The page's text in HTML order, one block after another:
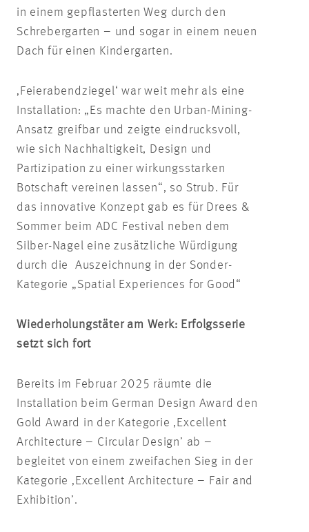
in einem gepflasterten Weg durch den
Schrebergarten – und sogar in einem neuen
Dach für einen Kindergarten.
‚Feierabendziegel‘ war weit mehr als eine
Installation: „Es machte den Urban-Mining-
Ansatz greifbar und zeigte eindrucksvoll,
wie sich Nachhaltigkeit, Design und
Partizipation zu einer wirkungsstarken
Botschaft vereinen lassen“, so Strub. Für
das innovative Konzept gab es für Drees &
Sommer beim ADC Festival neben dem
Silber-Nagel eine zusätzliche Würdigung
durch die Auszeichnung in der Sonder-
Kategorie „Spatial Experiences for Good“
Wiederholungstäter am Werk: Erfolgsserie
setzt sich fort
Bereits im Februar 2025 räumte die
Installation beim German Design Award den
Gold Award in der Kategorie ,Excellent
Architecture – Circular Design’ ab –
begleitet von einem zweifachen Sieg in der
Kategorie ‚Excellent Architecture – Fair and
Exhibition’.